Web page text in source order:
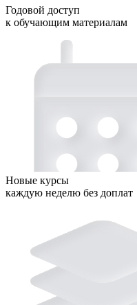
Годовой доступ
к обучающим материалам
Новые курсы
каждую неделю без доплат